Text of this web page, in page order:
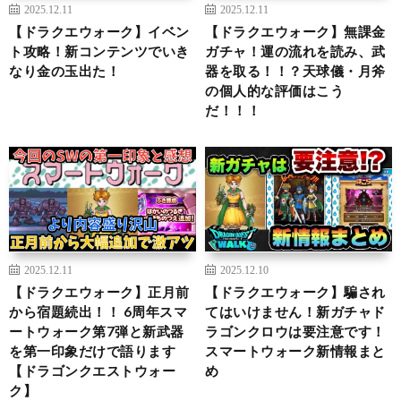
2025.12.11
【ドラクエウォーク】イベン
ト攻略！新コンテンツでいき
なり金の玉出た！
2025.12.11
【ドラクエウォーク】無課金
ガチャ！運の流れを読み、武
器を取る！！？天球儀・月斧
の個人的な評価はこう
だ！！！
2025.12.11
【ドラクエウォーク】正月前
から宿題続出！！ 6周年スマ
ートウォーク第7弾と新武器
を第一印象だけで語ります
【ドラゴンクエストウォー
ク】
2025.12.10
【ドラクエウォーク】騙され
てはいけません！新ガチャド
ラゴンクロウは要注意です！
スマートウォーク新情報まと
め